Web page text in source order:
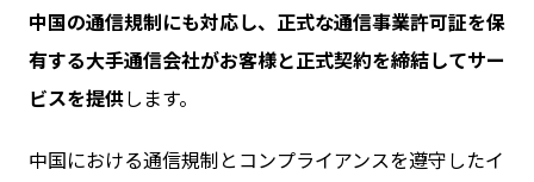
中国の通信規制にも対応し、正式な通信事業許可証を保
有する大手通信会社がお客様と正式契約を締結してサー
ビスを提供します。
中国における通信規制とコンプライアンスを遵守したイ